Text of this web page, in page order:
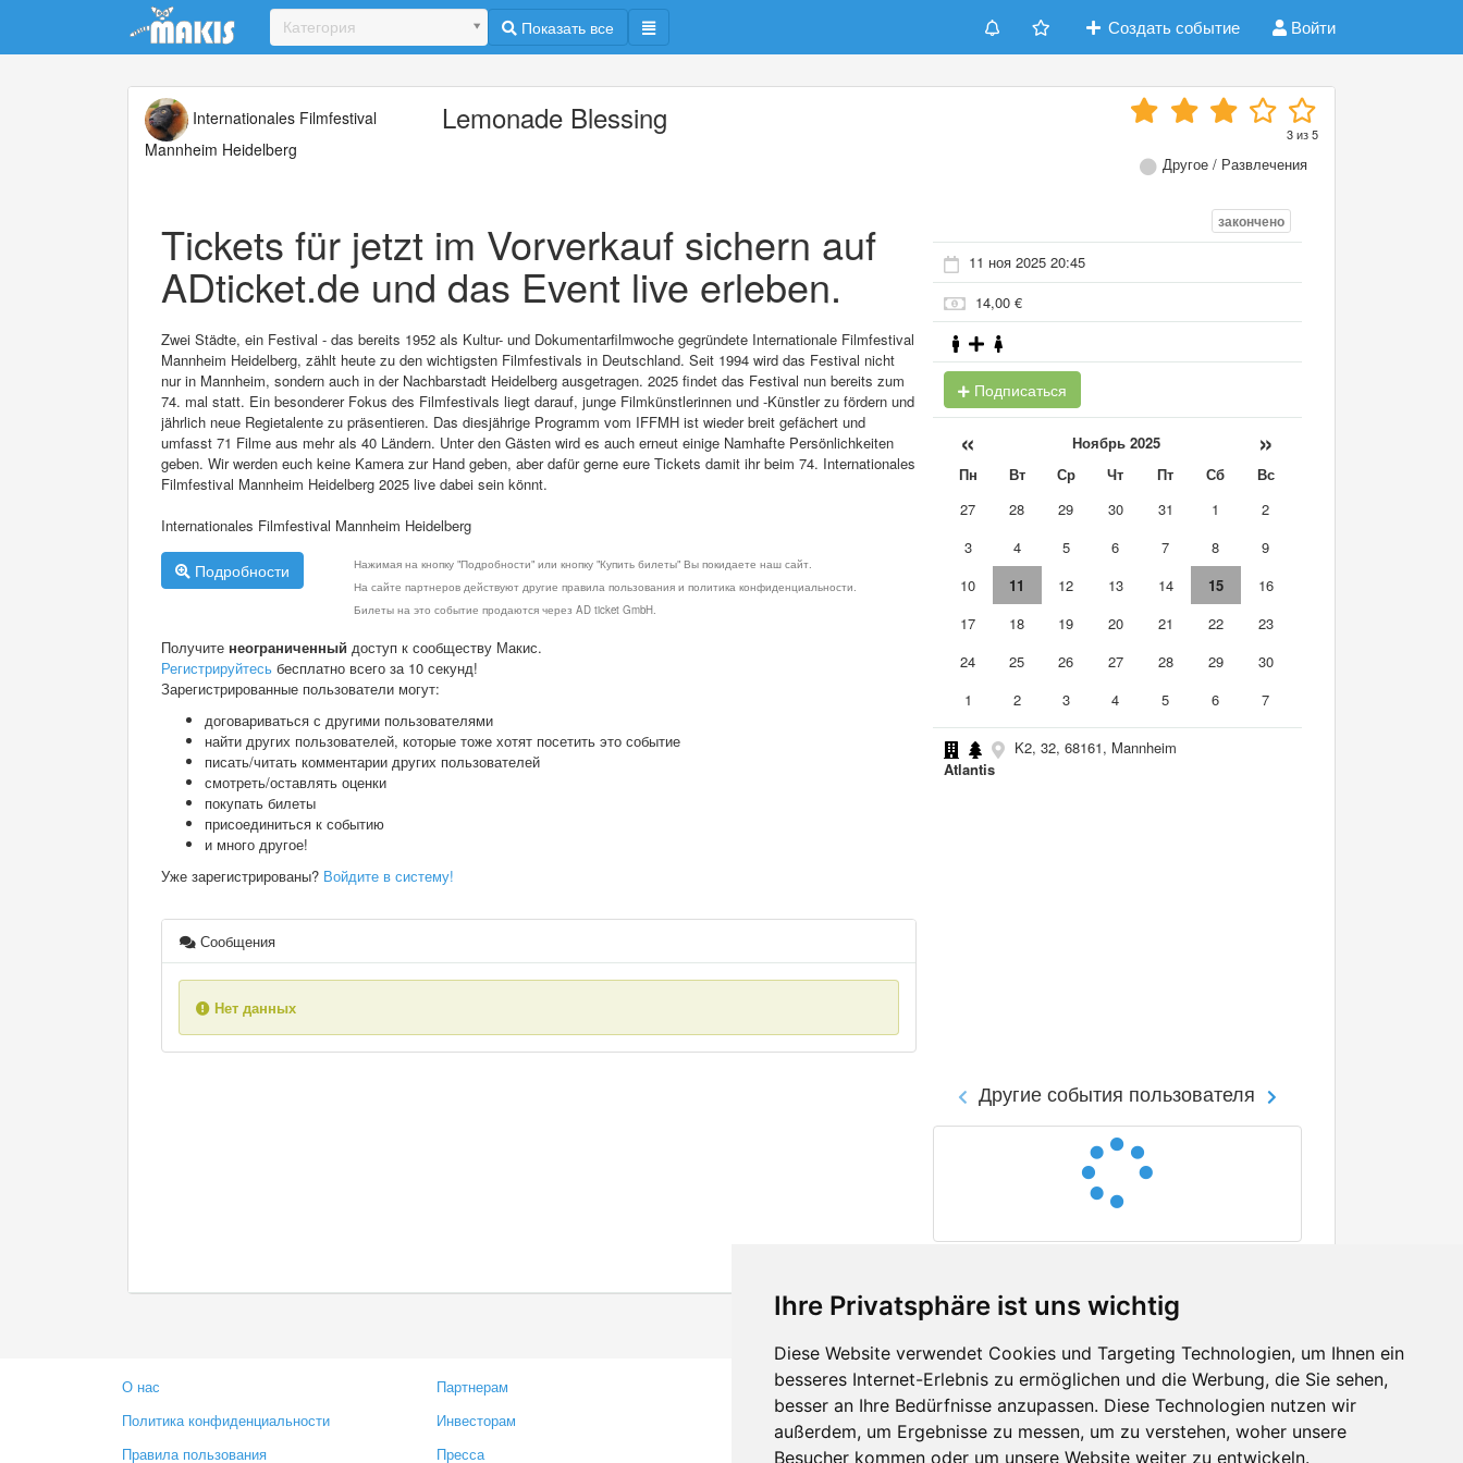
Ihre Privatsphäre ist uns wichtig
Diese Website verwendet Cookies und Targeting Technologien, um Ihnen ein
besseres Internet-Erlebnis zu ermöglichen und die Werbung, die Sie sehen,
besser an Ihre Bedürfnisse anzupassen. Diese Technologien nutzen wir
außerdem, um Ergebnisse zu messen, um zu verstehen, woher unsere
Besucher kommen oder um unsere Website weiter zu entwickeln.
Update cookies preferences
Категория Показать все Создать событие Войти
Internationales Filmfestival
Mannheim Heidelberg
Lemonade Blessing 3из5
Другое / Развлечения
Tickets für jetzt im Vorverkauf sichern auf
ADticket.de und das Event live erleben.
Zwei Städte, ein Festival - das bereits 1952 als Kultur- und Dokumentarfilmwoche gegründete Internationale Filmfestival
Mannheim Heidelberg, zählt heute zu den wichtigsten Filmfestivals in Deutschland. Seit 1994 wird das Festival nicht
nur in Mannheim, sondern auch in der Nachbarstadt Heidelberg ausgetragen. 2025 findet das Festival nun bereits zum
74. mal statt. Ein besonderer Fokus des Filmfestivals liegt darauf, junge Filmkünstlerinnen und -Künstler zu fördern und
jährlich neue Regietalente zu präsentieren. Das diesjährige Programm vom IFFMH ist wieder breit gefächert und
umfasst 71 Filme aus mehr als 40 Ländern. Unter den Gästen wird es auch erneut einige Namhafte Persönlichkeiten
geben. Wir werden euch keine Kamera zur Hand geben, aber dafür gerne eure Tickets damit ihr beim 74. Internationales
Filmfestival Mannheim Heidelberg 2025 live dabei sein könnt.
Internationales Filmfestival Mannheim Heidelberg
Подробности
Нажимая на кнопку "Подробности" или кнопку "Купить билеты" Вы покидаете наш сайт.
На сайте партнеров действуют другие правила пользования и политика конфиденциальности.
Билеты на это событие продаются через AD ticket GmbH.
Получите неограниченный доступ к сообществу Макис.
Регистрируйтесь бесплатно всего за 10 секунд!
Зарегистрированные пользователи могут:
договариваться с другими пользователями
найти других пользователей, которые тоже хотят посетить это событие
писать/читать комментарии других пользователей
смотреть/оставлять оценки
покупать билеты
присоединиться к событию
и много другое!
Уже зарегистрированы? Войдите в систему!
Сообщения
Нет данных
закончено
11 ноя 2025 20:45
14,00 €
Подписаться
« Ноябрь 2025 »
Пн Вт Ср Чт Пт Сб
Вс
27
28 29 30 31 1
2
3
4 5 6 7 8
9
10
11 12 13 14 15
16
17
18 19 20 21 22
23
24
25 26 27 28 29
30
1
2 3 4 5 6 7
K2, 32, 68161, Mannheim
Atlantis
Другие события пользователя
О нас
Политика конфиденциальности
Правила пользования
Партнерам
Инвесторам
Пресса
Контакты
Оставить отзыв
Сообщить об ошибке
Facebook
Twitter
YouTube